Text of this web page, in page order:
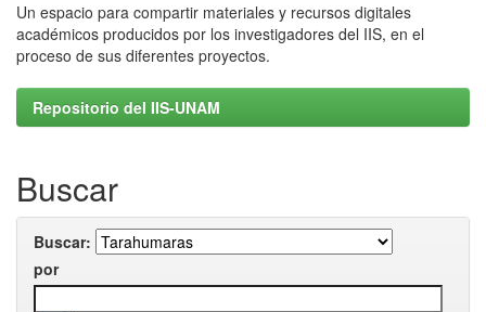
Un espacio para compartir materiales y recursos digitales
académicos producidos por los investigadores del IIS, en el
proceso de sus diferentes proyectos.
Repositorio del IIS-UNAM
Buscar
Buscar:
por